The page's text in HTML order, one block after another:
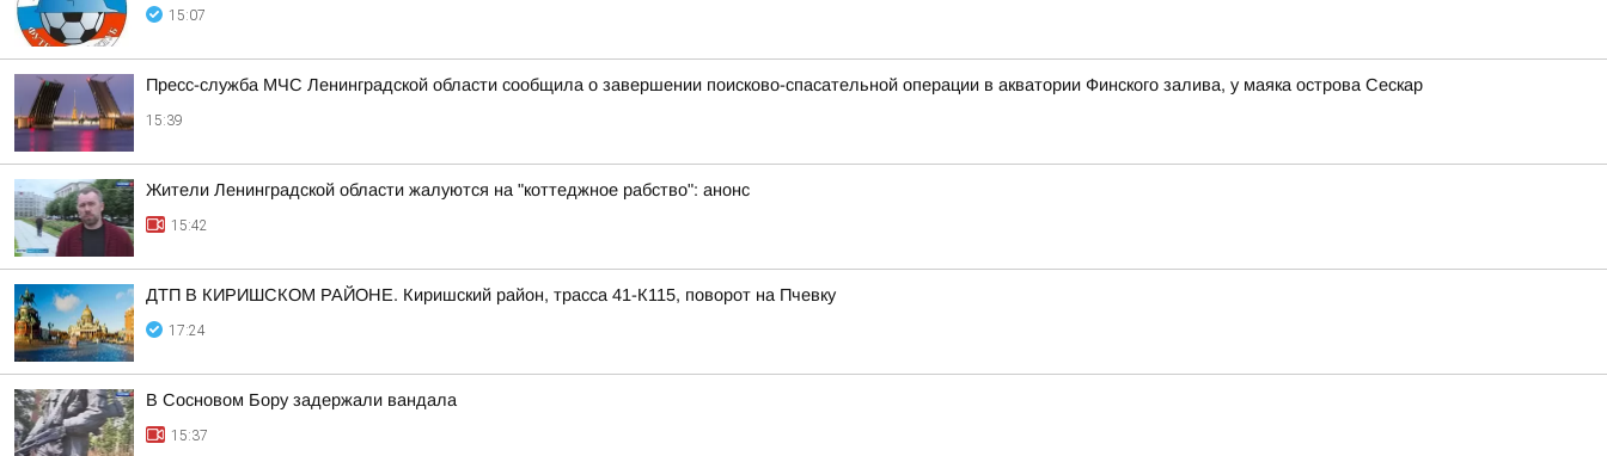
15:07
Пресс-служба МЧС Ленинградской области сообщила о завершении поисково-спасательной операции в акватории Финского залива, у маяка острова Сескар
15:39
Жители Ленинградской области жалуются на "коттеджное рабство": анонс
15:42
ДТП В КИРИШСКОМ РАЙОНЕ. Киришский район, трасса 41-К115, поворот на Пчевку
17:24
В Сосновом Бору задержали вандала
15:37